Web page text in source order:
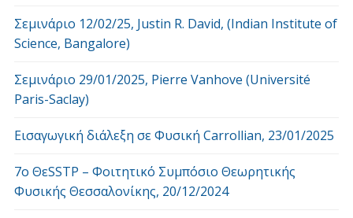
Σεμινάριο 12/02/25, Justin R. David, (Indian Institute of
Science, Bangalore)
Σεμινάριο 29/01/2025, Pierre Vanhove (Université
Paris-Saclay)
Εισαγωγική διάλεξη σε Φυσική Carrollian, 23/01/2025
7o ΘεSSTP – Φοιτητικό Συμπόσιο Θεωρητικής
Φυσικής Θεσσαλονίκης, 20/12/2024